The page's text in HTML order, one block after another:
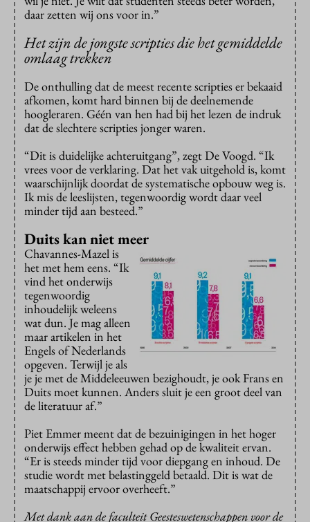
daar zetten wij ons voor in.”
Het zijn de jongste scripties die het gemiddelde
omlaag trekken
De onthulling dat de meest recente scripties er bekaaid
afkomen, komt hard binnen bij de deelnemende
hoogleraren. Géén van hen had bij het lezen de indruk
dat de slechtere scripties jonger waren.
“Dit is duidelijke achteruitgang”, zegt De Voogd. “Ik
vrees voor de verklaring. Dat het vak uitgehold is, komt
waarschijnlijk doordat de systematische opbouw weg is.
Ik mis de leeslijsten, tegenwoordig wordt daar veel
minder tijd aan besteed.”
Duits kan niet meer
Chavannes-Mazel is
het met hem eens. “Ik
vind het onderwijs
tegenwoordig
inhoudelijk weleens
wat dun. Je mag alleen
maar artikelen in het
Engels of Nederlands
opgeven. Terwijl je als
je je met de Middeleeuwen bezighoudt, je ook Frans en
Duits moet kunnen. Anders sluit je een groot deel van
de literatuur af.”
Piet Emmer meent dat de bezuinigingen in het hoger
onderwijs effect hebben gehad op de kwaliteit ervan.
“Er is steeds minder tijd voor diepgang en inhoud. De
studie wordt met belastinggeld betaald. Dit is wat de
maatschappij ervoor overheeft.”
Met dank aan de faculteit Geesteswetenschappen voor de